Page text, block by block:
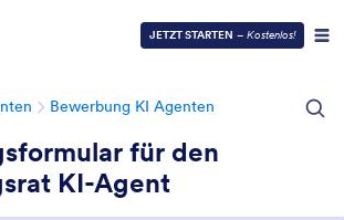
JETZT STARTEN – Kostenlos!
Bewerbung KI Agenten
für den
KI-Agent